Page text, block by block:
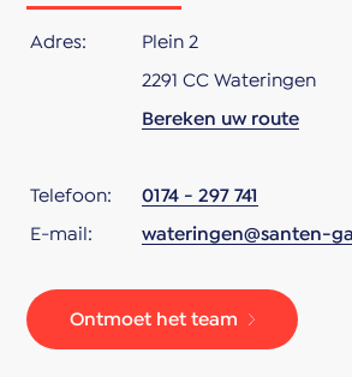
* Santen & Gasille
Een unieke kans om te wonen op
locatie met alle voorzieningen
Adres:
Plein 2
2291 CC Wateringen
Bereken uw route
Telefoon:
0174 - 297 741
E-mail:
wateringen@santen-
Ontmoet het team